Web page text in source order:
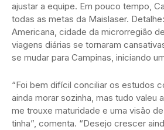
ajustar a equipe. Em pouco tempo,
todas as metas da Maislaser.
Americana, cidade da microrregião
viagens diárias se tornaram
se mudar para Campinas, iniciando
“Foi bem difícil conciliar os estudos
ainda morar sozinha, mas tudo valeu
me trouxe maturidade e uma visão
tinha”, comenta. “Desejo crescer